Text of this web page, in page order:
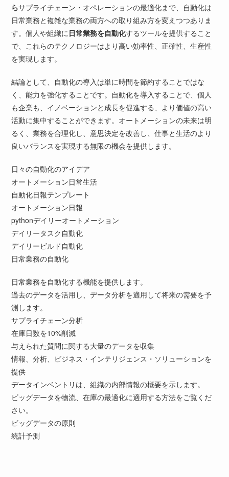
らサプライチェーン・オペレーションの最適化まで、自動化は
日常業務と複雑な業務の両方への取り組み方を変えつつありま
す。個人や組織に日常業務を自動化するツールを提供すること
で、これらのテクノロジーはより高い効率性、正確性、生産性
を実現します。
結論として、自動化の導入は単に時間を節約することではな
く、能力を強化することです。自動化を導入することで、個人
も企業も、イノベーションと成長を促進する、より価値の高い
活動に集中することができます。オートメーションの未来は明
るく、業務を合理化し、意思決定を改善し、仕事と生活のより
良いバランスを実現する無限の機会を提供します。
日々の自動化のアイデア
オートメーション日常生活
自動化日報テンプレート
オートメーション日報
pythonデイリーオートメーション
デイリータスク自動化
デイリービルド自動化
日常業務の自動化
日常業務を自動化する機能を提供します。
過去のデータを活用し、データ分析を適用して将来の需要を予
測します。
サプライチェーン分析
在庫日数を10%削減
与えられた質問に関する大量のデータを収集
情報、分析、ビジネス・インテリジェンス・ソリューションを
提供
データインベントリは、組織の内部情報の概要を示します。
ビッグデータを物流、在庫の最適化に適用する方法をご覧くだ
さい。
ビッグデータの原則
統計予測